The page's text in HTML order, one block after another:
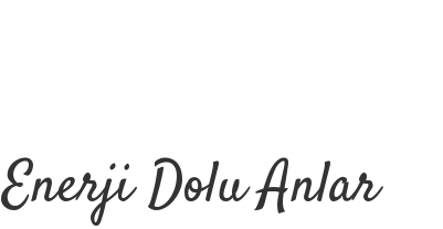
Enerji Dolu Anlar